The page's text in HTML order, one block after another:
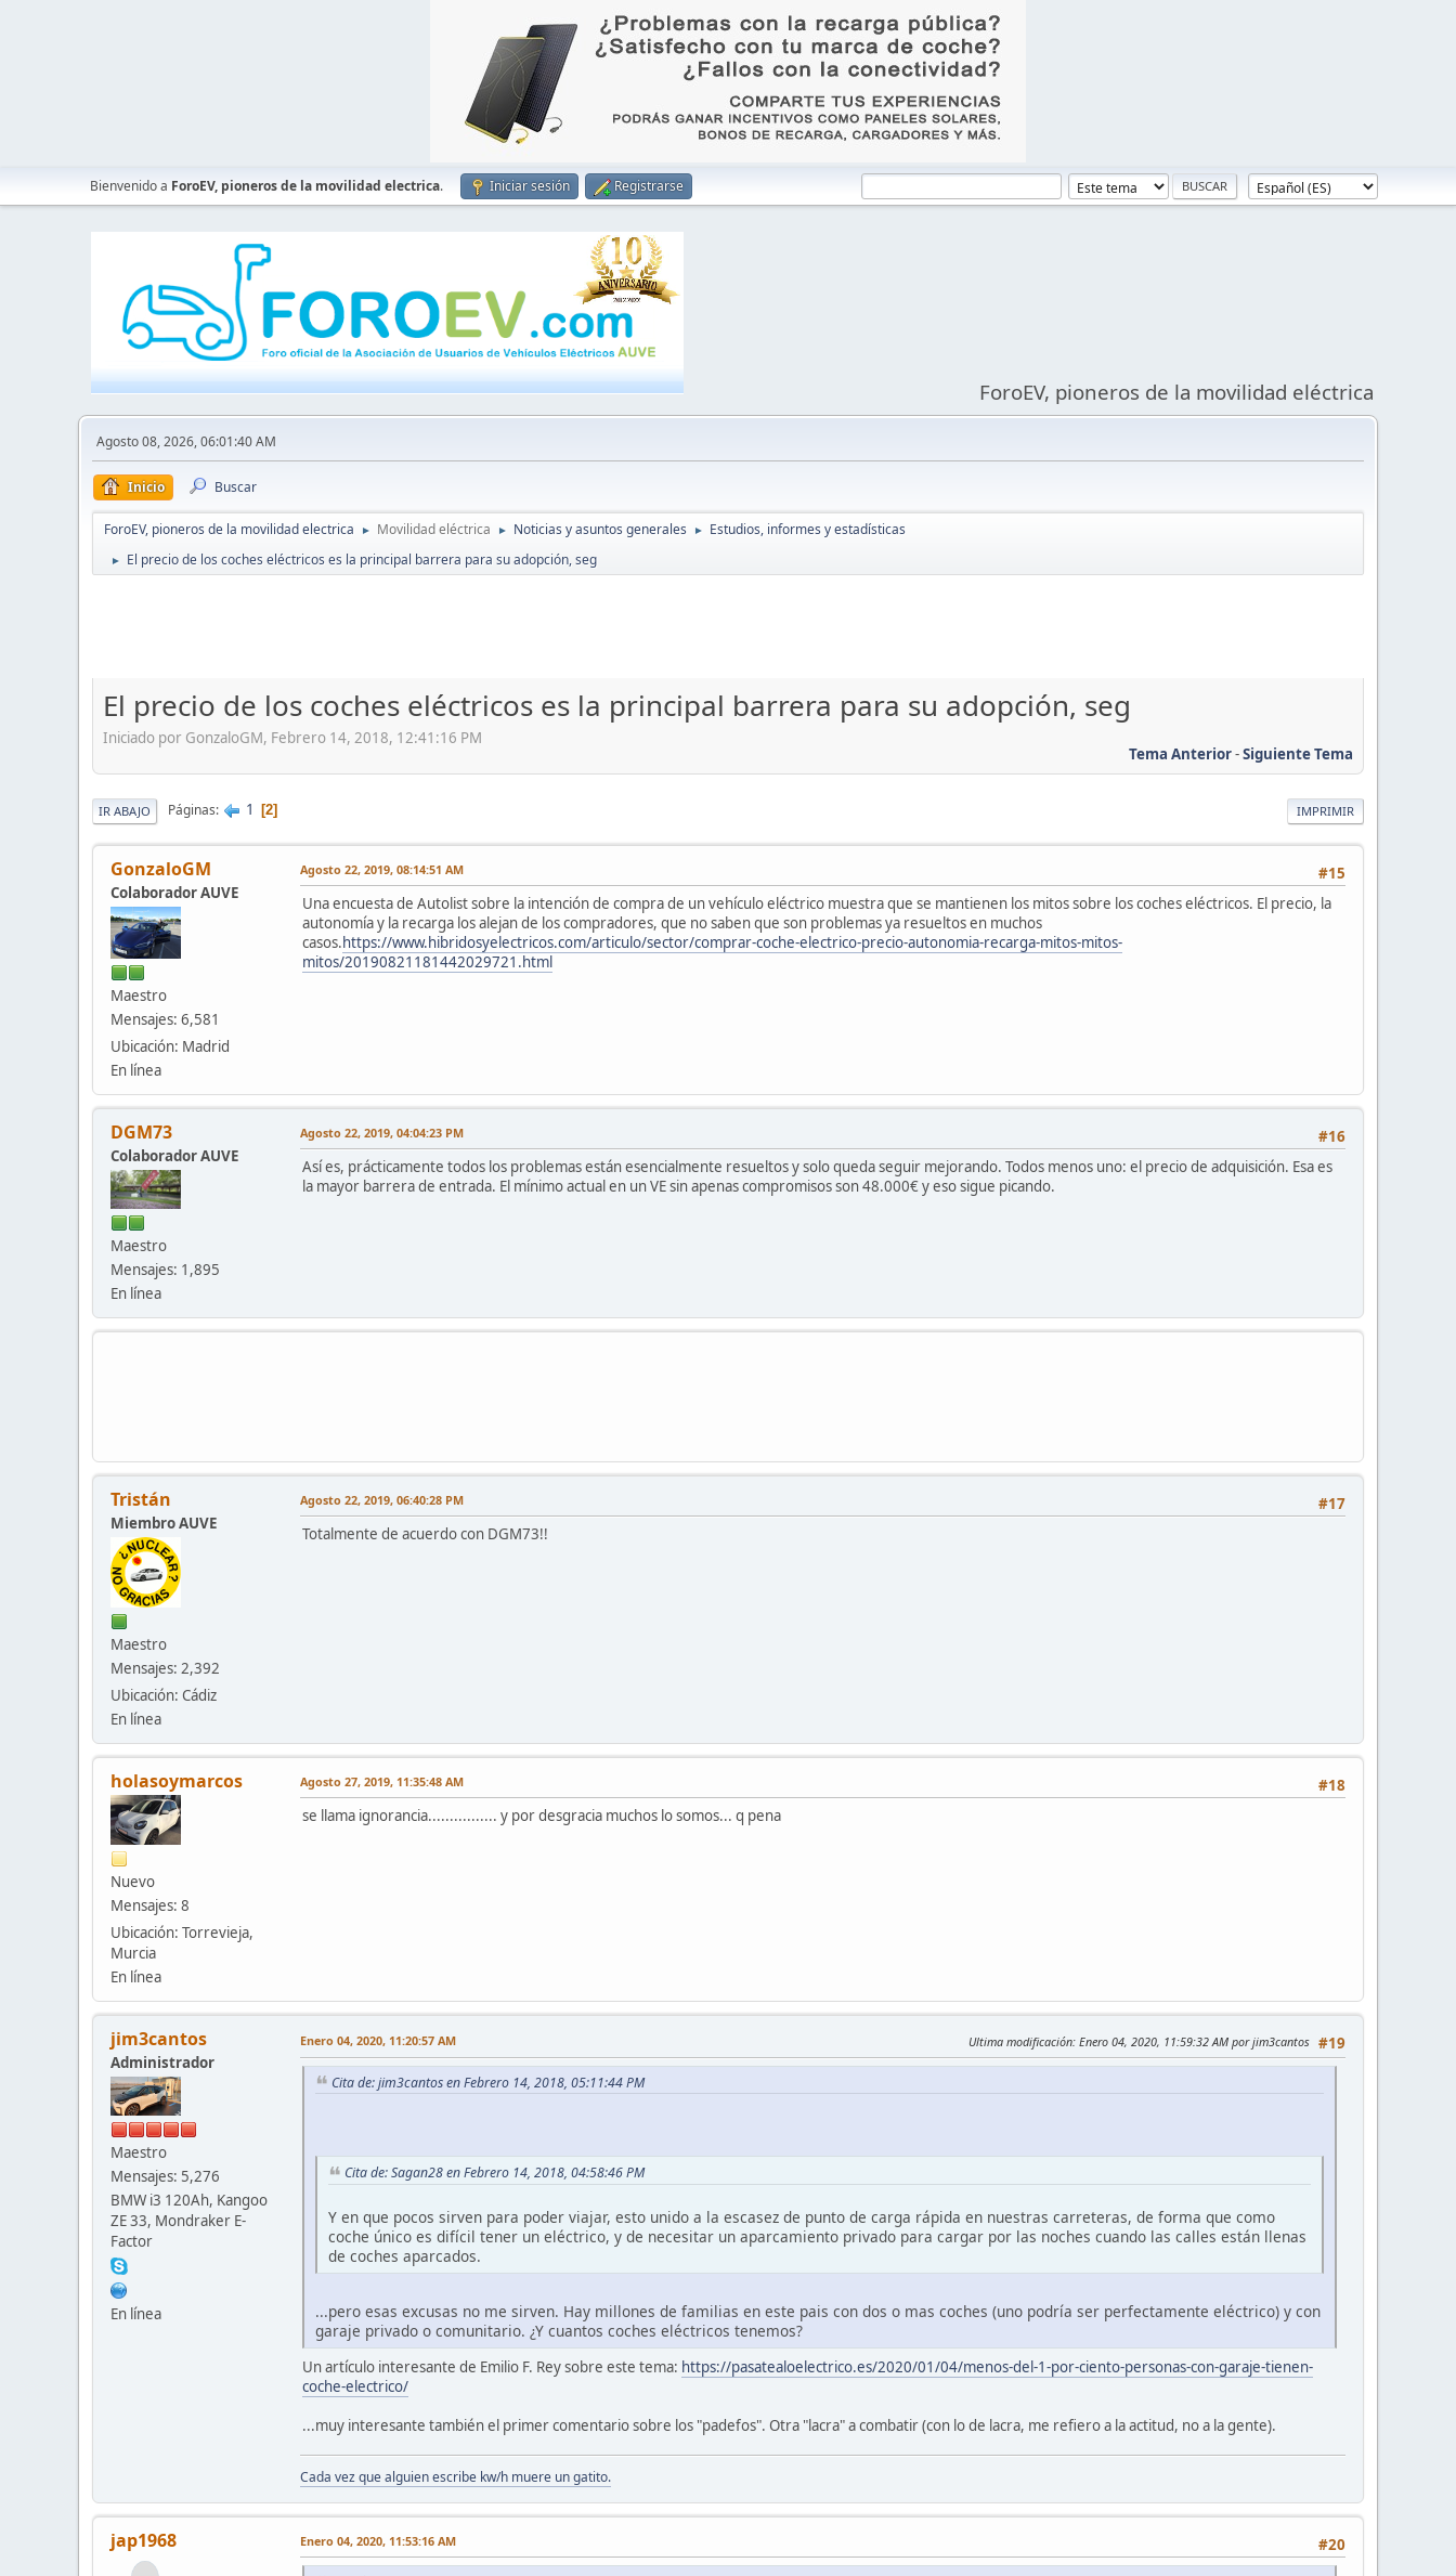
Bienvenido a ForoEV, pioneros de la movilidad electrica. Iniciar sesión Registrarse
ForoEV, pioneros de la movilidad eléctrica
Agosto 08, 2026, 06:01:40 AM
Inicio Buscar
ForoEV, pioneros de la movilidad electrica ► Movilidad eléctrica ► Noticias y asuntos generales ► Estudios, informes y estadísticas
► El precio de los coches eléctricos es la principal barrera para su adopción, seg
El precio de los coches eléctricos es la principal barrera para su adopción, seg
Iniciado por GonzaloGM, Febrero 14, 2018, 12:41:16 PM
Tema Anterior-Siguiente Tema
IMPRIMIR
IR ABAJO Páginas 1 2
GonzaloGM
Colaborador AUVE
Maestro
Mensajes: 6,581
Ubicación: Madrid
En línea
#15
Agosto 22, 2019, 08:14:51 AM
Una encuesta de Autolist sobre la intención de compra de un vehículo eléctrico muestra que se mantienen los mitos sobre los coches eléctricos. El precio, la
autonomía y la recarga los alejan de los compradores, que no saben que son problemas ya resueltos en muchos
casos.https://www.hibridosyelectricos.com/articulo/sector/comprar-coche-electrico-precio-autonomia-recarga-mitos-mitos-
mitos/20190821181442029721.html
DGM73
Colaborador AUVE
Maestro
Mensajes: 1,895
En línea
#16
Agosto 22, 2019, 04:04:23 PM
Así es, prácticamente todos los problemas están esencialmente resueltos y solo queda seguir mejorando. Todos menos uno: el precio de adquisición. Esa es
la mayor barrera de entrada. El mínimo actual en un VE sin apenas compromisos son 48.000€ y eso sigue picando.
Tristán
Miembro AUVE
Maestro
Mensajes: 2,392
Ubicación: Cádiz
En línea
#17
Agosto 22, 2019, 06:40:28 PM
Totalmente de acuerdo con DGM73!!
holasoymarcos
Nuevo
Mensajes: 8
Ubicación: Torrevieja,
Murcia
En línea
#18
Agosto 27, 2019, 11:35:48 AM
se llama ignorancia................ y por desgracia muchos lo somos... q pena
jim3cantos
Administrador
Maestro
Mensajes: 5,276
BMW i3 120Ah, Kangoo
ZE 33, Mondraker E-
Factor
En línea
#19
Enero 04, 2020, 11:20:57 AM Ultima modificación: Enero 04, 2020, 11:59:32 AM por jim3cantos
Cita de: jim3cantos en Febrero 14, 2018, 05:11:44 PM
Cita de: Sagan28 en Febrero 14, 2018, 04:58:46 PM
Y en que pocos sirven para poder viajar, esto unido a la escasez de punto de carga rápida en nuestras carreteras, de forma que como
coche único es difícil tener un eléctrico, y de necesitar un aparcamiento privado para cargar por las noches cuando las calles están llenas
de coches aparcados.
...pero esas excusas no me sirven. Hay millones de familias en este pais con dos o mas coches (uno podría ser perfectamente eléctrico) y con
garaje privado o comunitario. ¿Y cuantos coches eléctricos tenemos?
Un artículo interesante de Emilio F. Rey sobre este tema: https://pasatealoelectrico.es/2020/01/04/menos-del-1-por-ciento-personas-con-garaje-tienen-
coche-electrico/
...muy interesante también el primer comentario sobre los "padefos". Otra "lacra" a combatir (con lo de lacra, me refiero a la actitud, no a la gente).
Cada vez que alguien escribe kw/h muere un gatito.
jap1968 #20
Enero 04, 2020, 11:53:16 AM